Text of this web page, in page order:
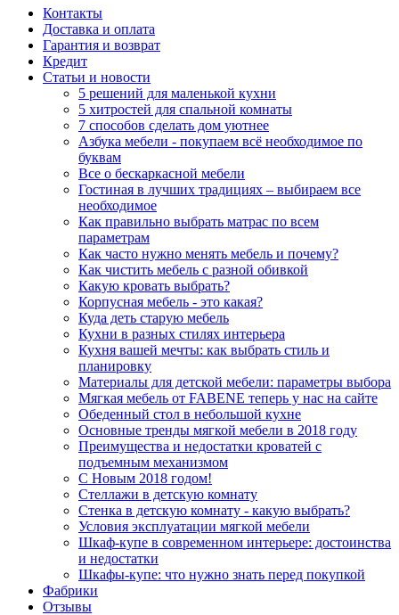
Контакты
Доставка и оплата
Гарантия и возврат
Кредит
Статьи и новости
5 решений для маленькой кухни
5 хитростей для спальной комнаты
7 способов сделать дом уютнее
Азбука мебели - покупаем всё необходимое по
буквам
Все о бескаркасной мебели
Гостиная в лучших традициях – выбираем все
необходимое
Как правильно выбрать матрас по всем
параметрам
Как часто нужно менять мебель и почему?
Как чистить мебель с разной обивкой
Какую кровать выбрать?
Корпусная мебель - это какая?
Куда деть старую мебель
Кухни в разных стилях интерьера
Кухня вашей мечты: как выбрать стиль и
планировку
Материалы для детской мебели: параметры выбора
Мягкая мебель от FABENE теперь у нас на сайте
Обеденный стол в небольшой кухне
Основные тренды мягкой мебели в 2018 году
Преимущества и недостатки кроватей с
подъемным механизмом
С Новым 2018 годом!
Стеллажи в детскую комнату
Стенка в детскую комнату - какую выбрать?
Условия эксплуатации мягкой мебели
Шкаф-купе в современном интерьере: достоинства
и недостатки
Шкафы-купе: что нужно знать перед покупкой
Фабрики
Отзывы